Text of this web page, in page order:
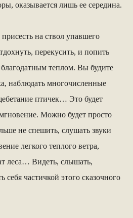
оказывается лишь ее середина.
на ствол упавшего
перекусить, и попить
теплом. Вы будите
наблюдать многочисленные
птичек… Это будет
Можно будет просто
не спешить, слушать звуки
легкого теплого ветра,
леса… Видеть, слышать,
частичкой этого сказочного